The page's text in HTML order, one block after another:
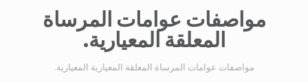
مواصفات عوامات المرساة
المعلقة المعيارية.
مواصفات عوامات المرساة المعلقة المعيارية المعيارية.